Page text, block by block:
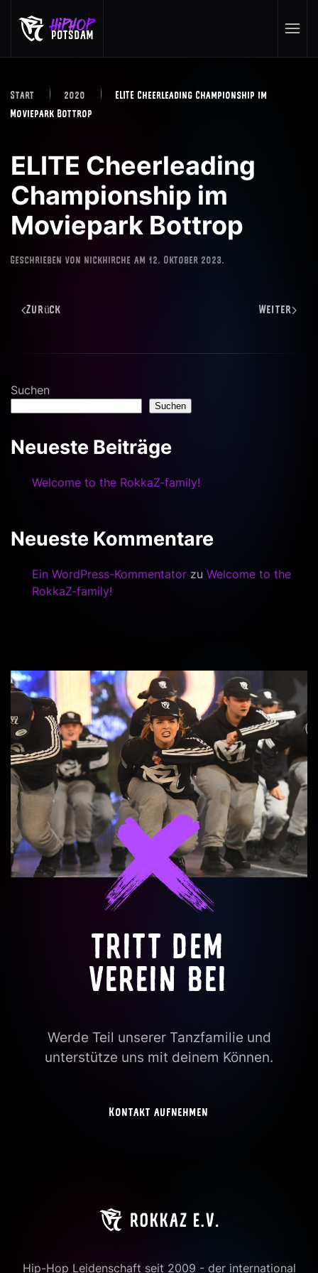
Skip to main content
Start 2020
ELITE Cheerleading Championship im
Moviepark Bottrop
ELITE Cheerleading
Championship im
Moviepark Bottrop
Geschrieben von nickhirche am 12. Oktober 2023.
Zurück Weiter
Suchen
Suchen
Neueste Beiträge
Welcome to the RokkaZ-family!
Neueste Kommentare
Ein WordPress-Kommentator zu Welcome to the
RokkaZ-family!
TRITT DEM
VEREIN BEI
Werde Teil unserer Tanzfamilie und
unterstütze uns mit deinem Können.
Kontakt aufnehmen
Hip-Hop Leidenschaft seit 2009 - der international